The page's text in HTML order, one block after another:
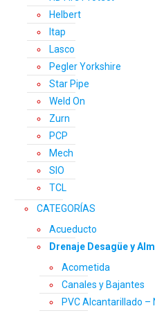
Helbert
Itap
Lasco
Pegler Yorkshire
Star Pipe
Weld On
Zurn
PCP
Mech
SIO
TCL
CATEGORÍAS
Acueducto
Drenaje Desagüe y
Acometida
Canales y Bajantes
PVC Alcantarillado –